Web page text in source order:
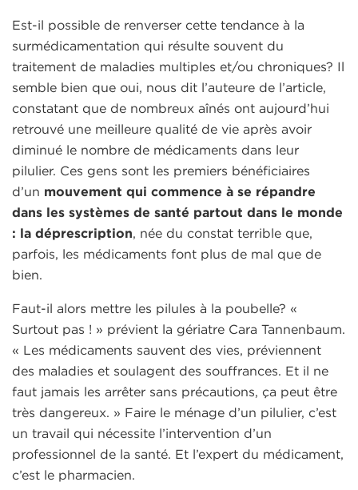
Est-il possible de renverser cette tendance à la
surmédicamentation qui résulte souvent du
traitement de maladies multiples et/ou chroniques? Il
semble bien que oui, nous dit l’auteure de l’article,
constatant que de nombreux aînés ont aujourd’hui
retrouvé une meilleure qualité de vie après avoir
diminué le nombre de médicaments dans leur
pilulier. Ces gens sont les premiers bénéficiaires
d’un mouvement qui commence à se répandre
dans les systèmes de santé partout dans le monde
: la déprescription, née du constat terrible que,
parfois, les médicaments font plus de mal que de
bien.
Faut-il alors mettre les pilules à la poubelle? «
Surtout pas ! » prévient la gériatre Cara Tannenbaum.
« Les médicaments sauvent des vies, préviennent
des maladies et soulagent des souffrances. Et il ne
faut jamais les arrêter sans précautions, ça peut être
très dangereux. » Faire le ménage d’un pilulier, c’est
un travail qui nécessite l’intervention d’un
professionnel de la santé. Et l’expert du médicament,
c’est le pharmacien.